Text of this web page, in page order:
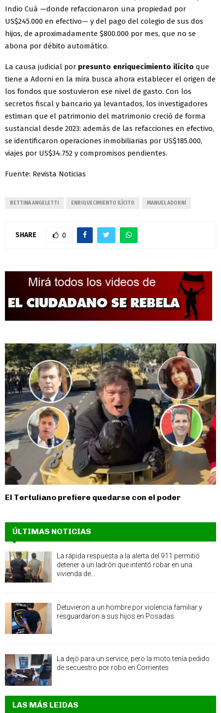
Indio Cuá —donde refaccionaron una propiedad por
US$245.000 en efectivo— y del pago del colegio de sus dos
hijos, de aproximadamente $800.000 por mes, que no se
abona por débito automático.
La causa judicial por presunto enriquecimiento ilícito que
tiene a Adorni en la mira busca ahora establecer el origen de
los fondos que sostuvieron ese nivel de gasto. Con los
secretos fiscal y bancario ya levantados, los investigadores
estiman que el patrimonio del matrimonio creció de forma
sustancial desde 2023: además de las refacciones en efectivo,
se identificaron operaciones inmobiliarias por US$185.000,
viajes por US$34.752 y compromisos pendientes.
Fuente: Revista Noticias
BETTINA ANGELETTI ENRIQUECIMIENTO ILÍCITO MANUEL ADORNI
SHARE 0
El Tertuliano prefiere quedarse con el poder
ÚLTIMAS NOTICIAS
La rápida respuesta a la alerta del 911 permitió
detener a un ladrón que intentó robar en una
vivienda de...
Detuvieron a un hombre por violencia familiar y
resguardaron a sus hijos en Posadas
La dejó para un service, pero la moto tenía pedido
de secuestro por robo en Corrientes
LAS MÁS LEIDAS